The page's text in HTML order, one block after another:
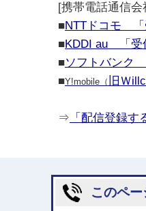
[携帯電話通信会
■NTTドコモ 「
■KDDI au 「受
■ソフトバンク
■Y!mobile（ 旧Ｗ
⇒ 「配信登録
このペ